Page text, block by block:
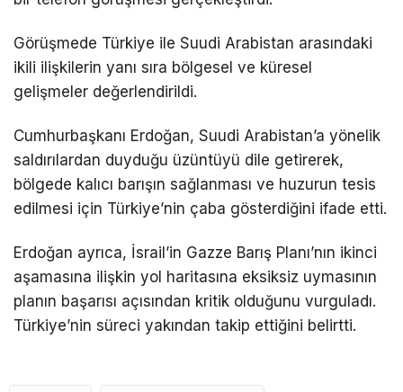
Görüşmede Türkiye ile Suudi Arabistan arasındaki
ikili ilişkilerin yanı sıra bölgesel ve küresel
gelişmeler değerlendirildi.
Cumhurbaşkanı Erdoğan, Suudi Arabistan’a yönelik
saldırılardan duyduğu üzüntüyü dile getirerek,
bölgede kalıcı barışın sağlanması ve huzurun tesis
edilmesi için Türkiye’nin çaba gösterdiğini ifade etti.
Erdoğan ayrıca, İsrail’in Gazze Barış Planı’nın ikinci
aşamasına ilişkin yol haritasına eksiksiz uymasının
planın başarısı açısından kritik olduğunu vurguladı.
Türkiye’nin süreci yakından takip ettiğini belirtti.